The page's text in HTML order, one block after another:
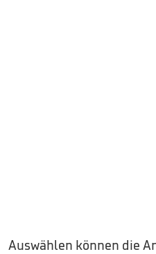
Auswählen können die